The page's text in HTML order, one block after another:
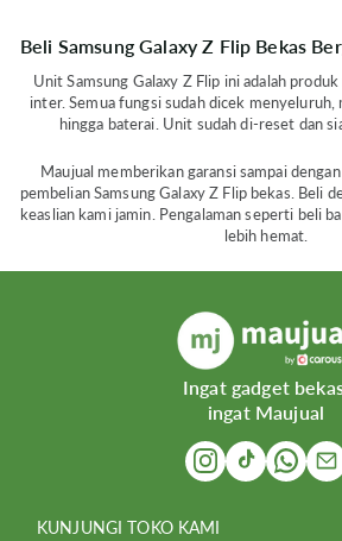
Beli Samsung Galaxy Z Flip Bekas
Unit Samsung Galaxy Z Flip ini adalah
inter. Semua fungsi sudah dicek menyeluruh,
hingga baterai. Unit sudah di-reset dan
Maujual memberikan garansi sampai
pembelian Samsung Galaxy Z Flip bekas. Beli
keaslian kami jamin. Pengalaman seperti beli
lebih hemat.
Ingat gadget
ingat Maujual
KUNJUNGI TOKO KAMI